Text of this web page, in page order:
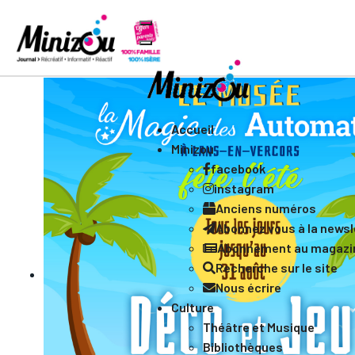
Accueil
Minizou
facebook
instagram
Anciens numéros
Abonnez vous à la
Abonnement au
Recherche sur le site
Nous écrire
Culture
Théâtre et Musique
Bibliothèques